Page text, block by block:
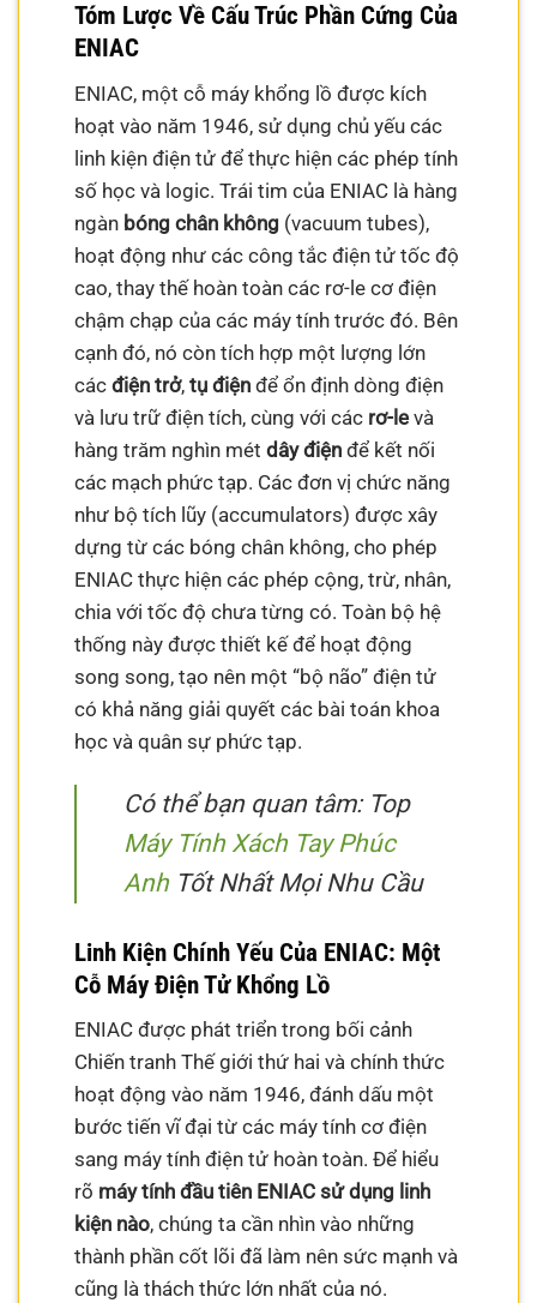
Tóm Lược Về Cấu Trúc Phần Cứng Của
ENIAC
ENIAC, một cỗ máy khổng lồ được kích
hoạt vào năm 1946, sử dụng chủ yếu các
linh kiện điện tử để thực hiện các phép tính
số học và logic. Trái tim của ENIAC là hàng
ngàn bóng chân không (vacuum tubes),
hoạt động như các công tắc điện tử tốc độ
cao, thay thế hoàn toàn các rơ-le cơ điện
chậm chạp của các máy tính trước đó. Bên
cạnh đó, nó còn tích hợp một lượng lớn
cácđiện trở,tụ điện để ổn định dòng điện
và lưu trữ điện tích, cùng với các rơ-le và
hàng trăm nghìn métdây điện để kết nối
các mạch phức tạp. Các đơn vị chức năng
như bộ tích lũy (accumulators) được xây
dựng từ các bóng chân không, cho phép
ENIAC thực hiện các phép cộng, trừ, nhân,
chia với tốc độ chưa từng có. Toàn bộ hệ
thống này được thiết kế để hoạt động
song song, tạo nên một “bộ não” điện tử
có khả năng giải quyết các bài toán khoa
học và quân sự phức tạp.
Có thể bạn quan tâm: Top
Máy Tính Xách Tay Phúc
AnhTốt Nhất Mọi Nhu Cầu
Linh Kiện Chính Yếu Của ENIAC: Một
Cỗ Máy Điện Tử Khổng Lồ
ENIAC được phát triển trong bối cảnh
Chiến tranh Thế giới thứ hai và chính thức
hoạt động vào năm 1946, đánh dấu một
bước tiến vĩ đại từ các máy tính cơ điện
sang máy tính điện tử hoàn toàn. Để hiểu
rõ máy tính đầu tiên ENIAC sử dụng linh
kiện nào, chúng ta cần nhìn vào những
thành phần cốt lõi đã làm nên sức mạnh và
cũng là thách thức lớn nhất của nó.